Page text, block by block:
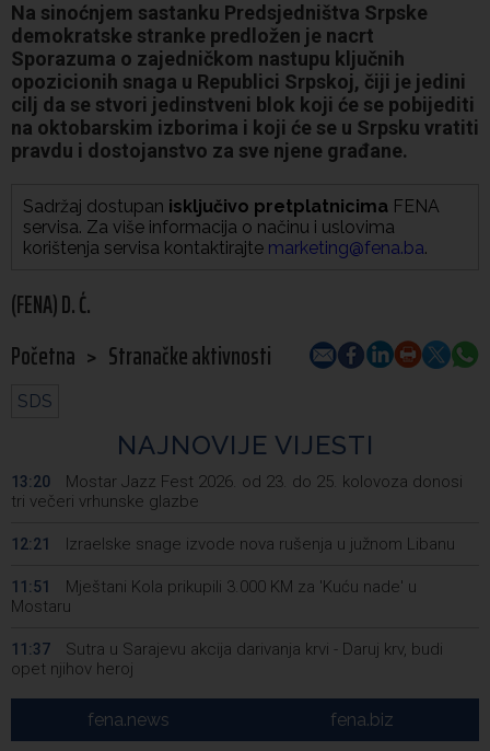
Na sinoćnjem sastanku Predsjedništva Srpske
demokratske stranke predložen je nacrt
Sporazuma o zajedničkom nastupu ključnih
opozicionih snaga u Republici Srpskoj, čiji je jedini
cilj da se stvori jedinstveni blok koji će se pobijediti
na oktobarskim izborima i koji će se u Srpsku vratiti
pravdu i dostojanstvo za sve njene građane.
Sadržaj dostupan isključivo pretplatnicima FENA
servisa. Za više informacija o načinu i uslovima
korištenja servisa kontaktirajte marketing@fena.ba.
(FENA) D. Ć.
Početna > Stranačke aktivnosti
SDS
NAJNOVIJE VIJESTI
13:20
Mostar Jazz Fest 2026. od 23. do 25. kolovoza donosi
tri večeri vrhunske glazbe
12:21 Izraelske snage izvode nova rušenja u južnom Libanu
11:51
Mještani Kola prikupili 3.000 KM za 'Kuću nade' u
Mostaru
11:37
Sutra u Sarajevu akcija darivanja krvi - Daruj krv, budi
opet njihov heroj
BiH među zapaženijim učesnicima CIGRE u Parizu - AI i
energetska tranzicija u fokusu
fena.news fena.biz